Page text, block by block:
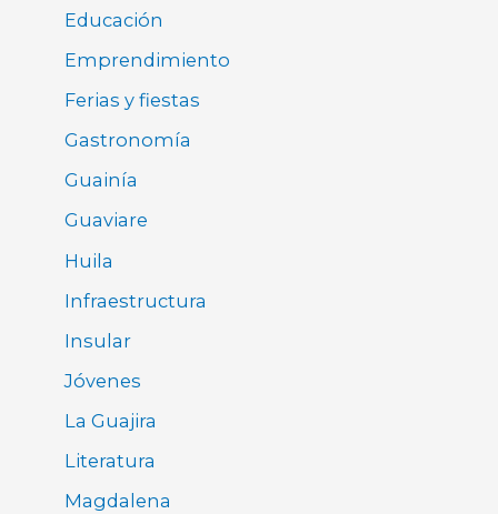
Educación
Emprendimiento
Ferias y fiestas
Gastronomía
Guainía
Guaviare
Huila
Infraestructura
Insular
Jóvenes
La Guajira
Literatura
Magdalena